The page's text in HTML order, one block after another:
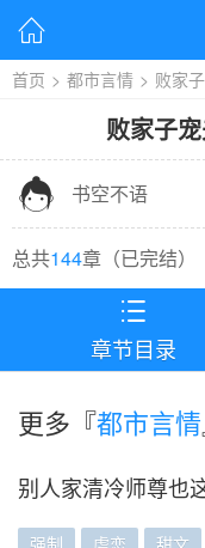

首页 > 都市言情 > 败家
败家子宠
 书空不语
总共144章（已完结）

章节目录
更多『都市言情
别人家清冷师尊也
强制 虐恋 甜文